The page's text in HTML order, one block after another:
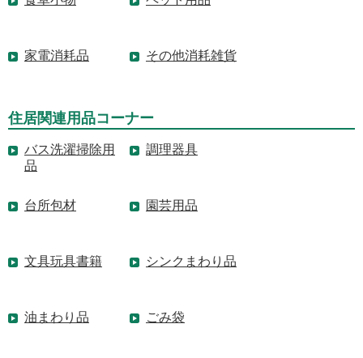
家電消耗品 その他消耗雑貨
住居関連用品コーナー
バス洗濯掃除用
品
調理器具
台所包材 園芸用品
文具玩具書籍 シンクまわり品
油まわり品 ごみ袋